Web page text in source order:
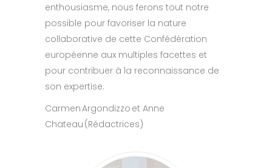
enthousiasme, nous ferons tout notre
possible pour favoriser la nature
collaborative de cette Confédération
européenne aux multiples facettes et
pour contribuer à la reconnaissance de
son expertise.
Carmen Argondizzo et Anne
Chateau (Rédactrices)